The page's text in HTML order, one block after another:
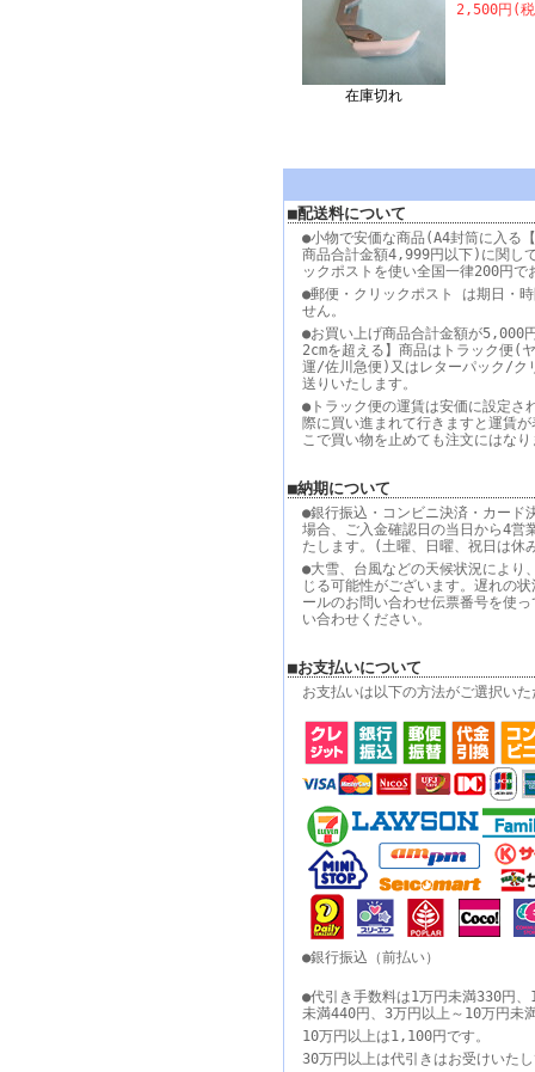
在庫切れ
2,500円(
■配送料について
●小物で安価な商品(A4封筒に入る
商品合計金額4,999円以下)に関し
ックポストを使い全国一律200円で
●郵便・クリックポスト は期日・
せん。
●お買い上げ商品合計金額が5,000
2cmを超える】商品はトラック便(
運/佐川急便)又はレターパック/ク
送りいたします。
●トラック便の運賃は安価に設定さ
際に買い進まれて行きますと運賃
こで買い物を止めても注文にはな
■納期について
●銀行振込・コンビニ決済・カード
場合、ご入金確認日の当日から4営
たします。(土曜、日曜、祝日は休
●大雪、台風などの天候状況により
じる可能性がございます。遅れの
ールのお問い合わせ伝票番号を使
い合わせください。
■お支払いについて
お支払いは以下の方法がご選択い
●銀行振込（前払い）
●代引き手数料は1万円未満330円
未満440円、3万円以上～10万円未
10万円以上は1,100円です。
30万円以上は代引きはお受けいた